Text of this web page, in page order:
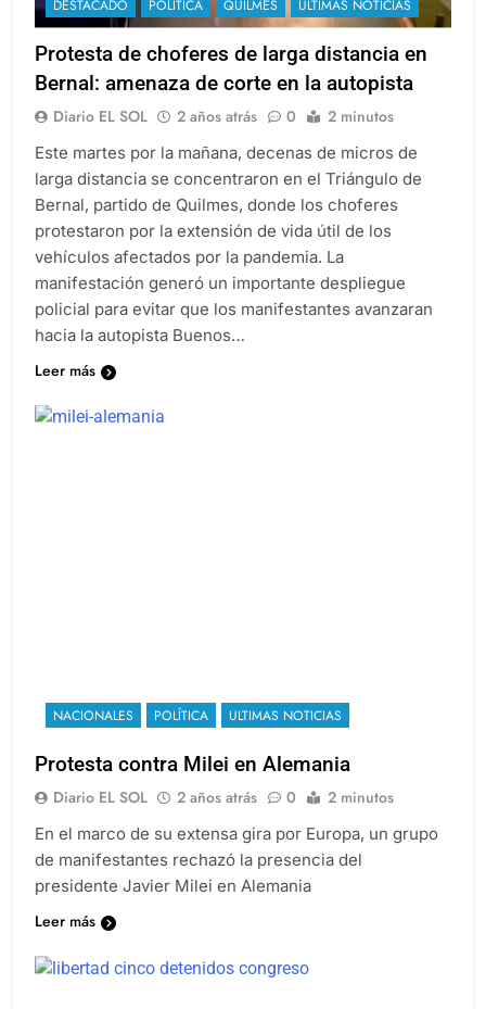
DESTACADO POLÍTICA QUILMES ULTIMAS NOTICIAS
Protesta de choferes de larga distancia en
Bernal: amenaza de corte en la autopista
Diario EL SOL 2 años atrás 0 2 minutos
Este martes por la mañana, decenas de micros de
larga distancia se concentraron en el Triángulo de
Bernal, partido de Quilmes, donde los choferes
protestaron por la extensión de vida útil de los
vehículos afectados por la pandemia. La
manifestación generó un importante despliegue
policial para evitar que los manifestantes avanzaran
hacia la autopista Buenos…
Leer más
NACIONALES POLÍTICA ULTIMAS NOTICIAS
Protesta contra Milei en Alemania
Diario EL SOL 2 años atrás 0 2 minutos
En el marco de su extensa gira por Europa, un grupo
de manifestantes rechazó la presencia del
presidente Javier Milei en Alemania
Leer más